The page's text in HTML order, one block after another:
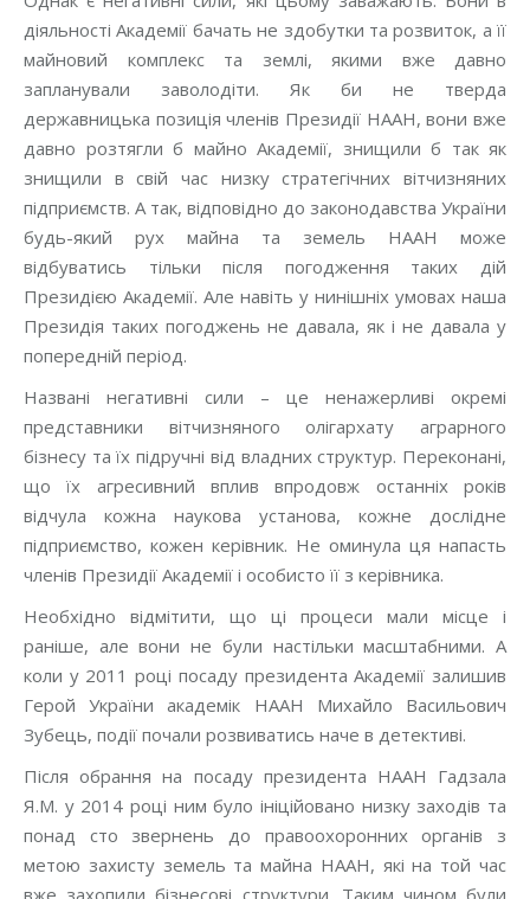
діяльності Академії бачать не здобутки та розвиток, а її
майновий комплекс та землі, якими вже давно
запланували заволодіти. Як би не тверда
державницька позиція членів Президії НААН, вони вже
давно розтягли б майно Академії, знищили б так як
знищили в свій час низку стратегічних вітчизняних
підприємств. А так, відповідно до законодавства України
будь-який рух майна та земель НААН може
відбуватись тільки після погодження таких дій
Президією Академії. Але навіть у нинішніх умовах наша
Президія таких погоджень не давала, як і не давала у
попередній період.
Названі негативні сили – це ненажерливі окремі
представники вітчизняного олігархату аграрного
бізнесу та їх підручні від владних структур. Переконані,
що їх агресивний вплив впродовж останніх років
відчула кожна наукова установа, кожне дослідне
підприємство, кожен керівник. Не оминула ця напасть
членів Президії Академії і особисто її з керівника.
Необхідно відмітити, що ці процеси мали місце і
раніше, але вони не були настільки масштабними. А
коли у 2011 році посаду президента Академії залишив
Герой України академік НААН Михайло Васильович
Зубець, події почали розвиватись наче в детективі.
Після обрання на посаду президента НААН Гадзала
Я.М. у 2014 році ним було ініційовано низку заходів та
понад сто звернень до правоохоронних органів з
метою захисту земель та майна НААН, які на той час
вже захопили бізнесові структури. Таким чином були